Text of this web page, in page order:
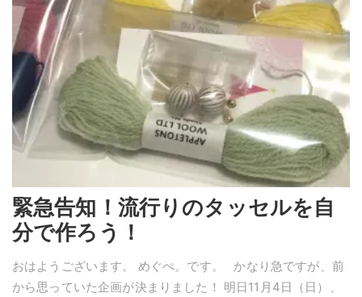
緊急告知！流行りのタッセルを自
分で作ろう！
おはようございます。 めぐぺ。です。 かなり急ですが、前
から思っていた企画が決まりました！ 明日11月4日（日）、